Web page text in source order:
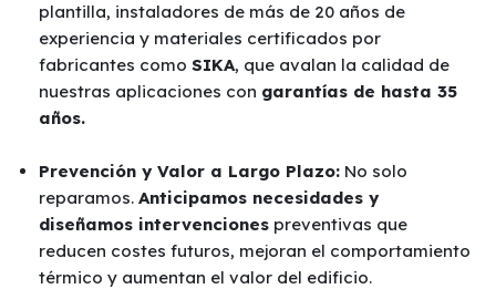
plantilla, instaladores de más de 20 años de
experiencia y materiales certificados por
fabricantes como SIKA, que avalan la calidad de
nuestras aplicaciones con garantías de hasta 35
años.
Prevención y Valor a Largo Plazo: No solo
reparamos. Anticipamos necesidades y
diseñamos intervenciones preventivas que
reducen costes futuros, mejoran el comportamiento
térmico y aumentan el valor del edificio.